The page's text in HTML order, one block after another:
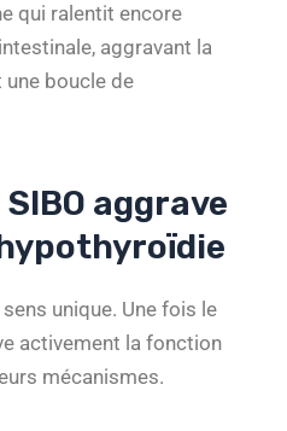
qui ralentit encore
aggravant la
boucle de
aggrave
unique. Une fois le
activement la fonction
mécanismes.